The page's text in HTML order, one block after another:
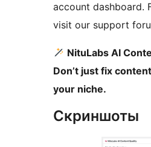
account dashboard.
visit our support
NituLabs AI
Don’t just fix
your niche.
Скриншоты